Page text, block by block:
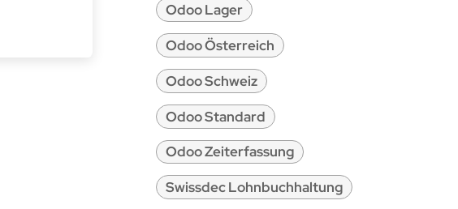
Odoo Lager
Odoo Österreich
Odoo Schweiz
Odoo Standard
Odoo Zeiterfassung
Swissdec Lohnbuchhaltung